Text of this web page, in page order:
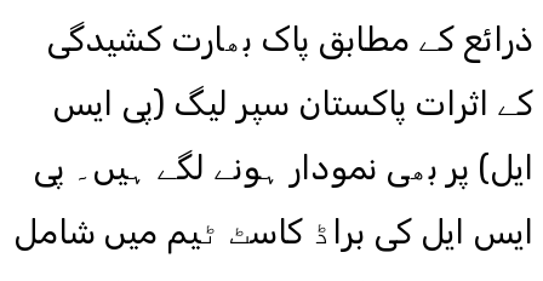
ذرائع کے مطابق پاک بھارت کشیدگی
کے اثرات پاکستان سپر لیگ (پی ایس
ایل) پر بھی نمودار ہونے لگے ہیں۔ پی
ایس ایل کی براڈ کاسٹ ٹیم میں شامل